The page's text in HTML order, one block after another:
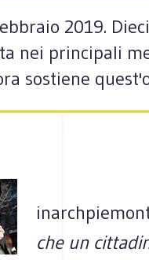
2019.
nei principali
sostiene
che un